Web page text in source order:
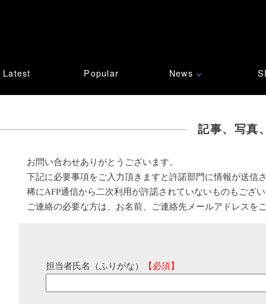
Latest Popular News ∨
記事、写真
お問い合わせありがとうございます。
下記に必要事項をご入力頂きますと許諾部門に情報が送信
稀にAFP通信から二次利用が許諾されていないものもござ
ご連絡の必要な方は、お名前、ご連絡先メールアドレスを
担当者氏名（ふりがな） 【必須】